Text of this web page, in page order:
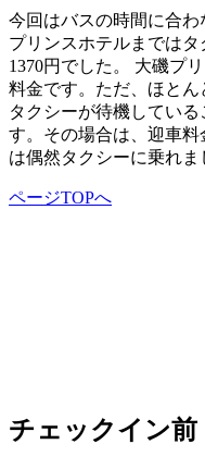
今回はバスの時間に合
プリンスホテルまではタ
1370円 でした。 大磯プ
料金です。ただ、ほと
タクシーが待機してい
す。その場合は、迎車
は偶然タクシーに乗れま
ページTOPへ
チェックイン前